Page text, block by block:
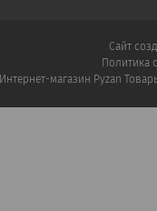
Сайт
Политика
Интернет-магазин Pyzan